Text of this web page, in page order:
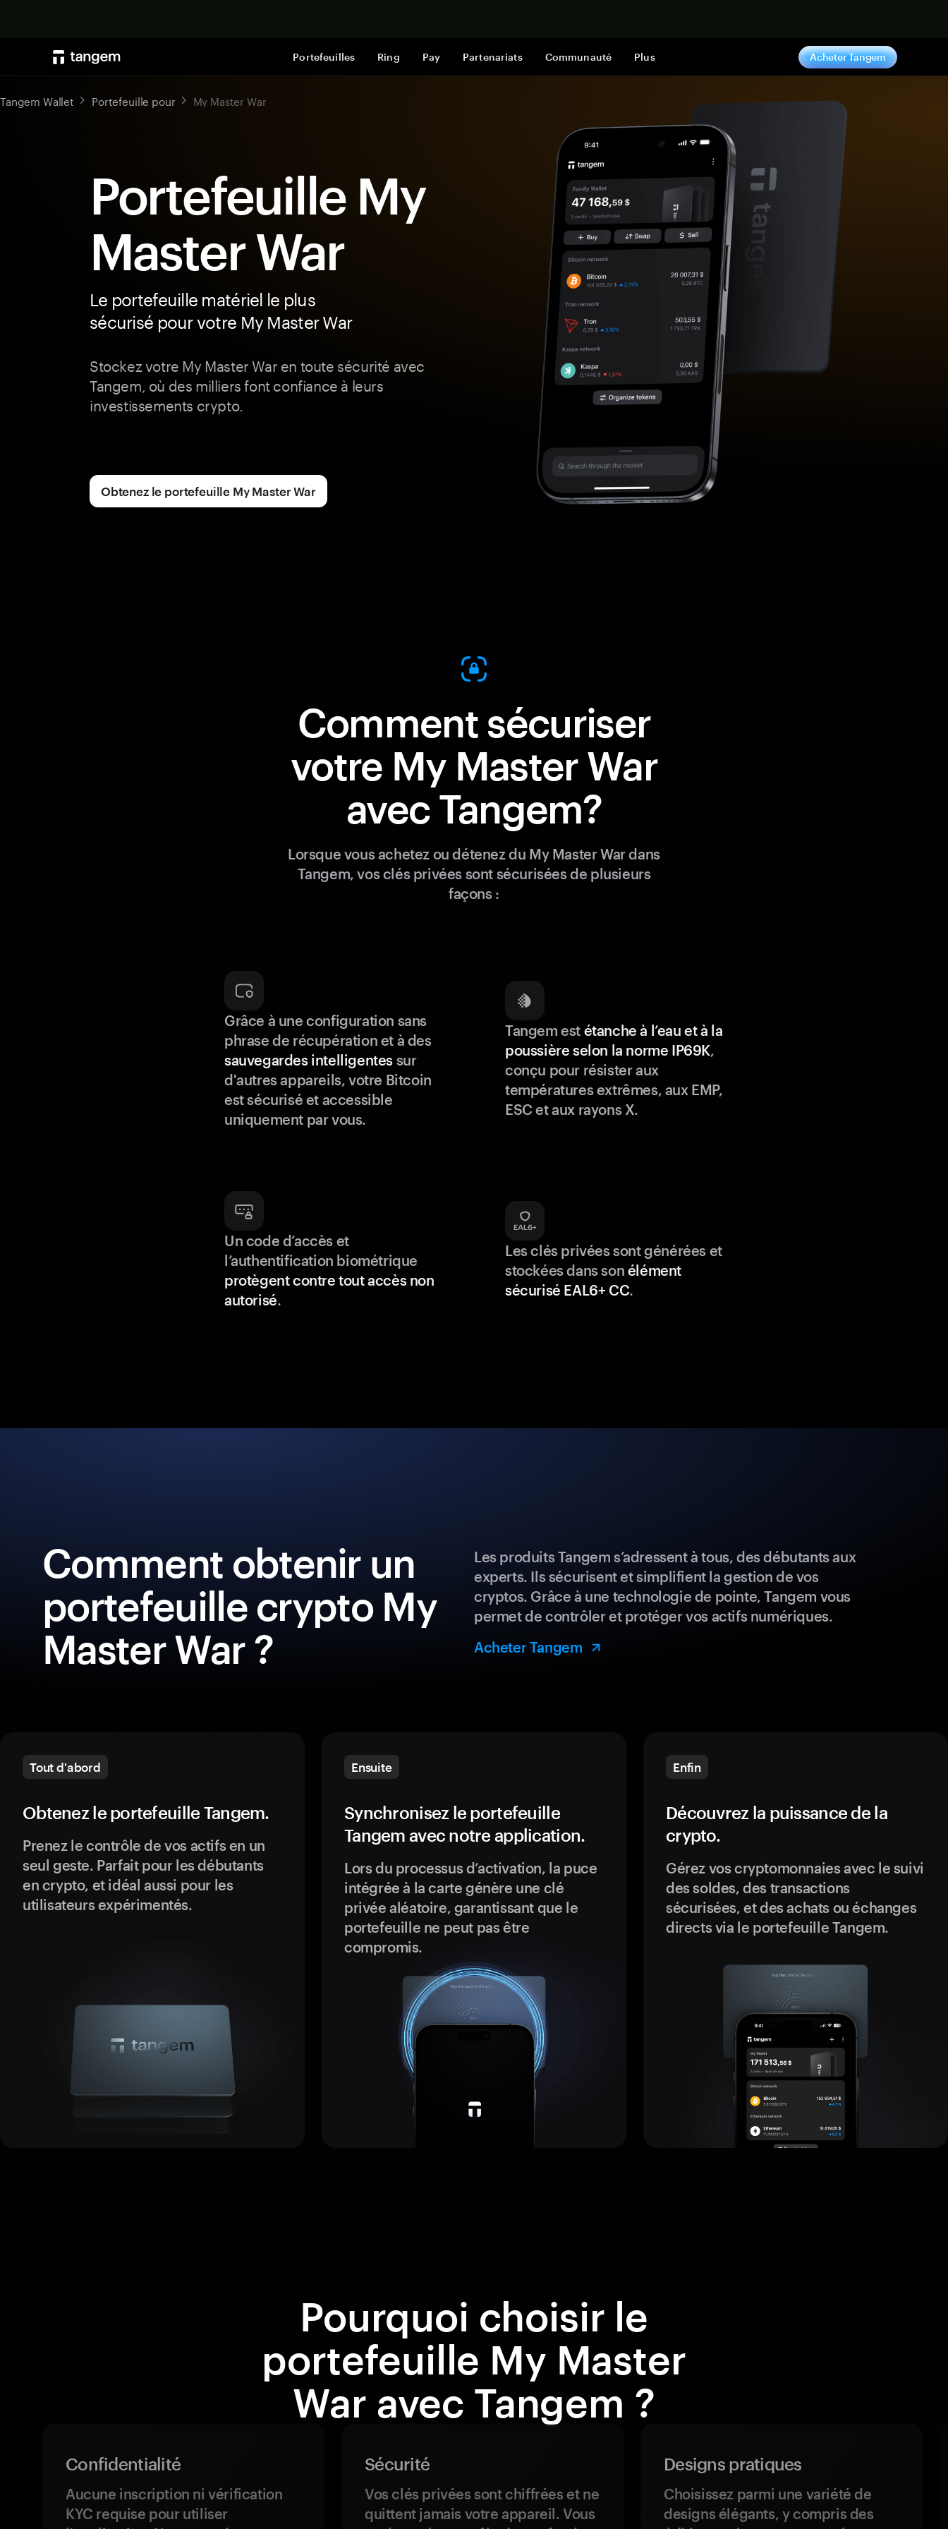
Portefeuilles Ring Pay Partenariats Communauté Plus Acheter Tangem
Tangem Wallet Portefeuille pour My Master War
Portefeuille My
Master War
Le portefeuille matériel le plus
sécurisé pour votre My Master War
Stockez votre My Master War en toute sécurité avec
Tangem, où des milliers font confiance à leurs
investissements crypto.
Obtenez le portefeuille My Master War
Comment sécuriser
votre My Master War
avec Tangem?
Lorsque vous achetez ou détenez du My Master War dans
Tangem, vos clés privées sont sécurisées de plusieurs
façons :
Grâce à une configuration sans
phrase de récupération et à des
sauvegardes intelligentes sur
d'autres appareils, votre Bitcoin
est sécurisé et accessible
uniquement par vous.
Tangem est étanche à l’eau et à la
poussière selon la norme IP69K,
conçu pour résister aux
températures extrêmes, aux EMP,
ESC et aux rayons X.
Un code d’accès et
l’authentification biométrique
protègent contre tout accès non
autorisé.
Les clés privées sont générées et
stockées dans son élément
sécurisé EAL6+ CC.
Comment obtenir un
portefeuille crypto My
Master War ?
Les produits Tangem s’adressent à tous, des débutants aux
experts. Ils sécurisent et simplifient la gestion de vos
cryptos. Grâce à une technologie de pointe, Tangem vous
permet de contrôler et protéger vos actifs numériques.
Acheter Tangem
Tout d'abord
Obtenez le portefeuille Tangem.
Prenez le contrôle de vos actifs en un
seul geste. Parfait pour les débutants
en crypto, et idéal aussi pour les
utilisateurs expérimentés.
Ensuite
Synchronisez le portefeuille
Tangem avec notre application.
Lors du processus d’activation, la puce
intégrée à la carte génère une clé
privée aléatoire, garantissant que le
portefeuille ne peut pas être
compromis.
Enfin
Découvrez la puissance de la
crypto.
Gérez vos cryptomonnaies avec le suivi
des soldes, des transactions
sécurisées, et des achats ou échanges
directs via le portefeuille Tangem.
Pourquoi choisir le
portefeuille My Master
War avec Tangem ?
Confidentialité
Aucune inscription ni vérification
KYC requise pour utiliser
Sécurité
Vos clés privées sont chiffrées et ne
quittent jamais votre appareil. Vous
Designs pratiques
Choisissez parmi une variété de
designs élégants, y compris des